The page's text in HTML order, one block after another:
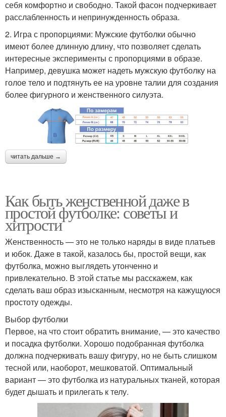
себя комфортно и свободно. Такой фасон подчеркивает
расслабленность и непринужденность образа.
2. Игра с пропорциями: Мужские футболки обычно
имеют более длинную длину, что позволяет сделать
интересные эксперименты с пропорциями в образе.
Например, девушка может надеть мужскую футболку на
голое тело и подтянуть ее на уровне талии для создания
более фигурного и женственного силуэта.
читать дальше →
Как быть женственной даже в
простой футболке: советы и
хитрости
Женственность — это не только наряды в виде платьев
и юбок. Даже в такой, казалось бы, простой вещи, как
футболка, можно выглядеть утонченно и
привлекательно. В этой статье мы расскажем, как
сделать ваш образ изысканным, несмотря на кажущуюся
простоту одежды.
Выбор футболки
Первое, на что стоит обратить внимание, — это качество
и посадка футболки. Хорошо подобранная футболка
должна подчеркивать вашу фигуру, но не быть слишком
тесной или, наоборот, мешковатой. Оптимальный
вариант — это футболка из натуральных тканей, которая
будет дышать и прилегать к телу.